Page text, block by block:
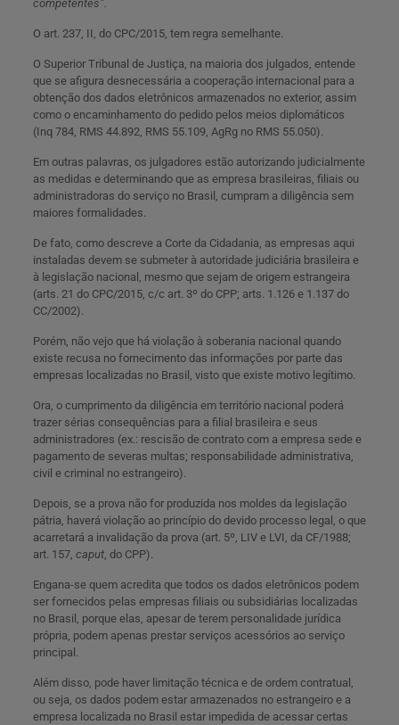
competentes”.
O art. 237, II, do CPC/2015, tem regra semelhante.
O Superior Tribunal de Justiça, na maioria dos julgados, entende
que se afigura desnecessária a cooperação internacional para a
obtenção dos dados eletrônicos armazenados no exterior, assim
como o encaminhamento do pedido pelos meios diplomáticos
(Inq 784, RMS 44.892, RMS 55.109, AgRg no RMS 55.050).
Em outras palavras, os julgadores estão autorizando judicialmente
as medidas e determinando que as empresa brasileiras, filiais ou
administradoras do serviço no Brasil, cumpram a diligência sem
maiores formalidades.
De fato, como descreve a Corte da Cidadania, as empresas aqui
instaladas devem se submeter à autoridade judiciária brasileira e
à legislação nacional, mesmo que sejam de origem estrangeira
(arts. 21 do CPC/2015, c/c art. 3º do CPP; arts. 1.126 e 1.137 do
CC/2002).
Porém, não vejo que há violação à soberania nacional quando
existe recusa no fornecimento das informações por parte das
empresas localizadas no Brasil, visto que existe motivo legítimo.
Ora, o cumprimento da diligência em território nacional poderá
trazer sérias consequências para a filial brasileira e seus
administradores (ex.: rescisão de contrato com a empresa sede e
pagamento de severas multas; responsabilidade administrativa,
civil e criminal no estrangeiro).
Depois, se a prova não for produzida nos moldes da legislação
pátria, haverá violação ao princípio do devido processo legal, o que
acarretará a invalidação da prova (art. 5º, LIV e LVI, da CF/1988;
art. 157, caput, do CPP).
Engana-se quem acredita que todos os dados eletrônicos podem
ser fornecidos pelas empresas filiais ou subsidiárias localizadas
no Brasil, porque elas, apesar de terem personalidade jurídica
própria, podem apenas prestar serviços acessórios ao serviço
principal.
Além disso, pode haver limitação técnica e de ordem contratual,
ou seja, os dados podem estar armazenados no estrangeiro e a
empresa localizada no Brasil estar impedida de acessar certas